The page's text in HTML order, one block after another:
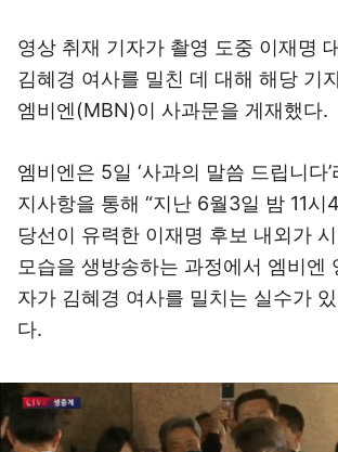
영상 취재 기자가 촬영 도중 이재명
김혜경 여사를 밀친 데 대해 해당 기
엠비엔(MBN)이 사과문을 게재했다.
엠비엔은 5일 ‘사과의 말씀 드립니다
지사항을 통해 “지난 6월3일 밤 11시
당선이 유력한 이재명 후보 내외가
모습을 생방송하는 과정에서 엠비엔
자가 김혜경 여사를 밀치는 실수가
다.